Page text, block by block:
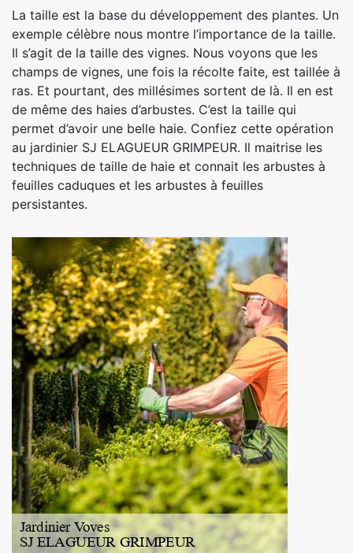
La taille est la base du développement des plantes. Un
exemple célèbre nous montre l’importance de la taille.
Il s’agit de la taille des vignes. Nous voyons que les
champs de vignes, une fois la récolte faite, est taillée à
ras. Et pourtant, des millésimes sortent de là. Il en est
de même des haies d’arbustes. C’est la taille qui
permet d’avoir une belle haie. Confiez cette opération
au jardinier SJ ELAGUEUR GRIMPEUR. Il maitrise les
techniques de taille de haie et connait les arbustes à
feuilles caduques et les arbustes à feuilles
persistantes.